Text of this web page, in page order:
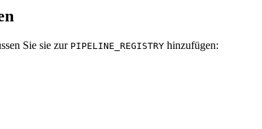
Sie sie zur PIPELINE_REGISTRY hinzufügen: